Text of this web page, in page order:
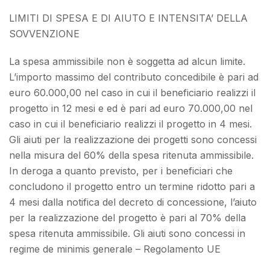
LIMITI DI SPESA E DI AIUTO E INTENSITA’ DELLA
SOVVENZIONE
La spesa ammissibile non è soggetta ad alcun limite.
L’importo massimo del contributo concedibile è pari ad
euro 60.000,00 nel caso in cui il beneficiario realizzi il
progetto in 12 mesi e ed è pari ad euro 70.000,00 nel
caso in cui il beneficiario realizzi il progetto in 4 mesi.
Gli aiuti per la realizzazione dei progetti sono concessi
nella misura del 60% della spesa ritenuta ammissibile.
In deroga a quanto previsto, per i beneficiari che
concludono il progetto entro un termine ridotto pari a
4 mesi dalla notifica del decreto di concessione, l’aiuto
per la realizzazione del progetto è pari al 70% della
spesa ritenuta ammissibile. Gli aiuti sono concessi in
regime de minimis generale – Regolamento UE